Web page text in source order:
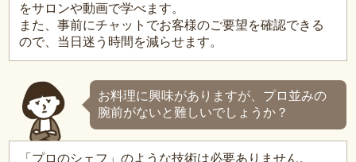
をサロンや動画で学べます。
また、事前にチャットでお客様のご要望を確認できる
ので、当日迷う時間を減らせます。
お料理に興味がありますが、プロ並みの
腕前がないと難しいでしょうか？
「プロのシェフ」のような技術は必要ありません。